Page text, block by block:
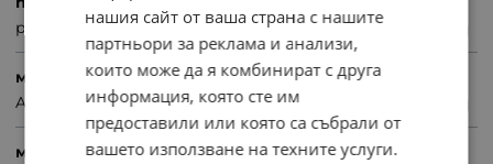
рамка единична
марка
Anestech
монтаж
нашия сайт от ваша страна с нашите
партньори за реклама и анализи,
които може да я комбинират с друга
информация, която сте им
предоставили или която са събрали от
вашето използване на техните услуги.